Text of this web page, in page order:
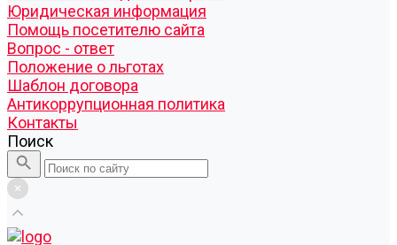
Юридическая информация
Помощь посетителю сайта
Вопрос - ответ
Положение о льготах
Шаблон договора
Антикоррупционная политика
Контакты
Поиск